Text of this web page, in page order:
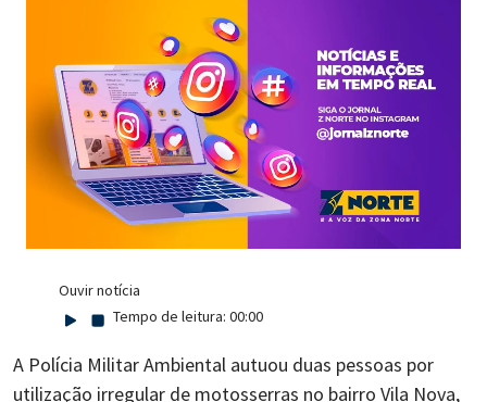
Ouvir notícia
Tempo de leitura: 00:00
A Polícia Militar Ambiental autuou duas pessoas por
utilização irregular de motosserras no bairro Vila Nova,